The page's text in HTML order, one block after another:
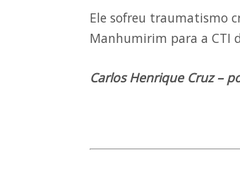
Ele sofreu traumatismo
Manhumirim para a CTI
Carlos Henrique Cruz –